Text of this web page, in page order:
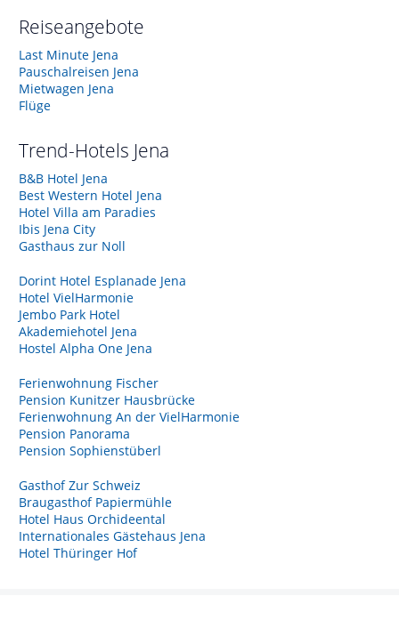
Reiseangebote
Last Minute Jena
Pauschalreisen Jena
Mietwagen Jena
Flüge
Trend-Hotels Jena
B&B Hotel Jena
Best Western Hotel Jena
Hotel Villa am Paradies
Ibis Jena City
Gasthaus zur Noll
Dorint Hotel Esplanade Jena
Hotel VielHarmonie
Jembo Park Hotel
Akademiehotel Jena
Hostel Alpha One Jena
Ferienwohnung Fischer
Pension Kunitzer Hausbrücke
Ferienwohnung An der VielHarmonie
Pension Panorama
Pension Sophienstüberl
Gasthof Zur Schweiz
Braugasthof Papiermühle
Hotel Haus Orchideental
Internationales Gästehaus Jena
Hotel Thüringer Hof